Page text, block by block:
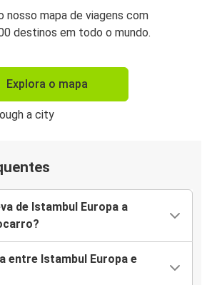
nosso mapa de viagens com
destinos em todo o mundo.
Explora o mapa
de Istambul Europa a
entre Istambul Europa e